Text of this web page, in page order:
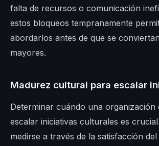
falta de recursos o comunicación
estos bloqueos tempranamente
abordarlos antes de que se
mayores.
Madurez cultural para escalar
Determinar cuándo una organización
escalar iniciativas culturales es
medirse a través de la satisfacción